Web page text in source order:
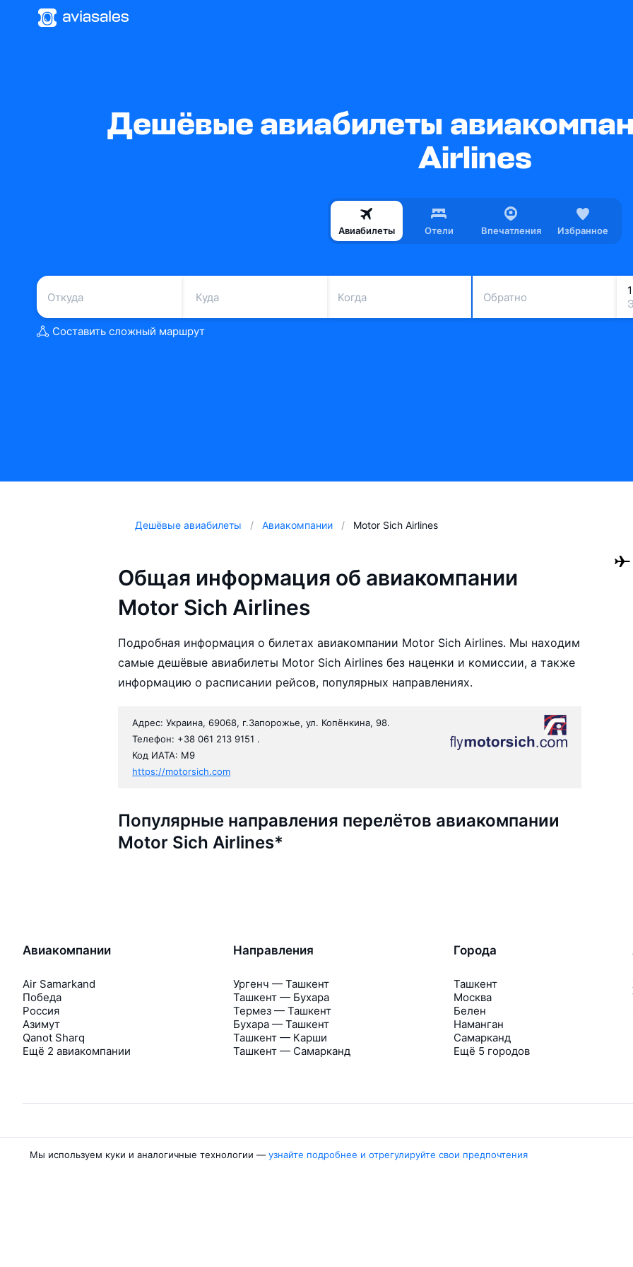
Дешёвые авиабилеты
Airlines
Авиабилеты Отели Впечатления Избранное
Когда Обратно
Составить сложный маршрут
Дешёвые авиабилеты Авиакомпании Motor Sich Airlines
Общая информация об авиакомпании
Motor Sich Airlines
Подробная информация о билетах авиакомпании Motor Sich Airlines. Мы находим
самые дешёвые авиабилеты Motor Sich Airlines без наценки и комиссии, а также
информацию о расписании рейсов, популярных направлениях.
Адрес: Украина, 69068, г.Запорожье, ул. Копёнкина, 98.
Телефон: +38 061 213 9151 .
Код ИАТА: M9
https://motorsich.com
Популярные направления перелётов авиакомпании
Motor Sich Airlines*
Авиакомпании
Air Samarkand
Победа
Россия
Азимут
Qanot Sharq
Ещё 2 авиакомпании
Направления
Ургенч — Ташкент
Ташкент — Бухара
Термез — Ташкент
Бухара — Ташкент
Ташкент — Карши
Ташкент — Самарканд
Города
Ташкент
Москва
Белен
Наманган
Самарканд
Ещё 5 городов
Авиасейлс
Об Авиасейлс
Travelpayouts
Мы используем куки и аналогичные технологии — узнайте подробнее и отрегулируйте свои предпочтения